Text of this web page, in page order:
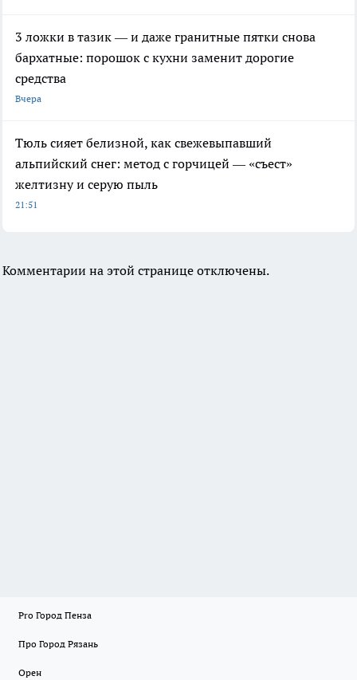
3 ложки в тазик — и даже гранитные пятки снова
бархатные: порошок с кухни заменит дорогие
средства
Вчера
Тюль сияет белизной, как свежевыпавший
альпийский снег: метод с горчицей — «съест»
желтизну и серую пыль
21:51
Комментарии на этой странице отключены.
Pro Город Пенза
Про Город Рязань
Орен